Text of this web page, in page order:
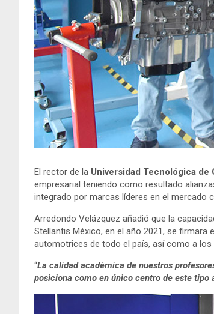
El rector de la Universidad Tecnológica de
empresarial teniendo como resultado
integrado por marcas líderes en el mercado
Arredondo Velázquez añadió que la
Stellantis México, en el año 2021, se
automotrices de todo el país, así como a
“La calidad académica de nuestros
posiciona como en único centro de este